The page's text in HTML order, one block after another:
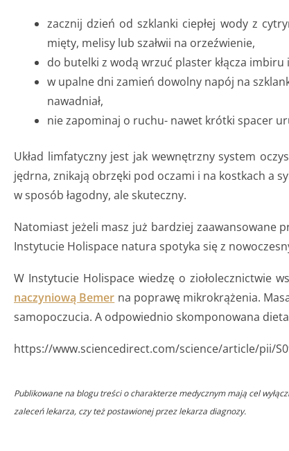
zacznij dzień od szklanki ciepłej wody z
mięty, melisy lub szałwii na orzeźwienie,
do butelki z wodą wrzuć plaster kłącza imbiru
w upalne dni zamień dowolny napój na
nawadniał,
nie zapominaj o ruchu- nawet krótki spacer
Układ limfatyczny jest jak wewnętrzny system
jędrna, znikają obrzęki pod oczami i na kostkach a
w sposób łagodny, ale skuteczny.
Natomiast jeżeli masz już bardziej zaawansowane
Instytucie Holispace natura spotyka się z
W Instytucie Holispace wiedzę o ziołolecznictwie
naczyniową Bemer na poprawę mikrokrążenia.
samopoczucia. A odpowiednio skomponowana
https://www.sciencedirect.com/science/article/pii/
Publikowane na blogu treści o charakterze medycznym mają cel
zaleceń lekarza, czy też postawionej przez lekarza diagnozy.